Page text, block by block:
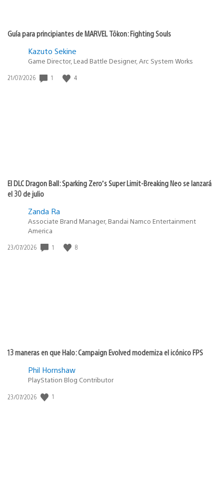
Guía para principiantes de MARVEL Tōkon: Fighting Souls
Kazuto Sekine
Game Director, Lead Battle Designer, Arc System Works
Fecha
21/07/2026 1 4
El DLC Dragon Ball: Sparking Zero’s Super Limit-Breaking Neo se lanzará
el 30 de julio
Zanda Ra
Associate Brand Manager, Bandai Namco Entertainment
America
Fecha
23/07/2026 1 8
13 maneras en que Halo: Campaign Evolved moderniza el icónico FPS
Phil Hornshaw
PlayStation Blog Contributor
Fecha
23/07/2026 1